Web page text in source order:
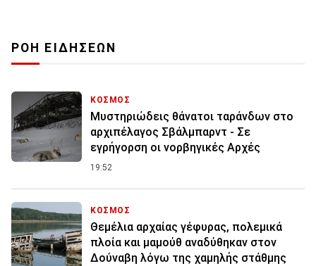
ΡΟΗ ΕΙΔΗΣΕΩΝ
ΚΟΣΜΟΣ
Μυστηριώδεις θάνατοι ταράνδων στο
αρχιπέλαγος Σβάλμπαρντ - Σε
εγρήγορση οι νορβηγικές Αρχές
19:52
ΚΟΣΜΟΣ
Θεμέλια αρχαίας γέφυρας, πολεμικά
πλοία και μαμούθ αναδύθηκαν στον
Δούναβη λόγω της χαμηλής στάθμης